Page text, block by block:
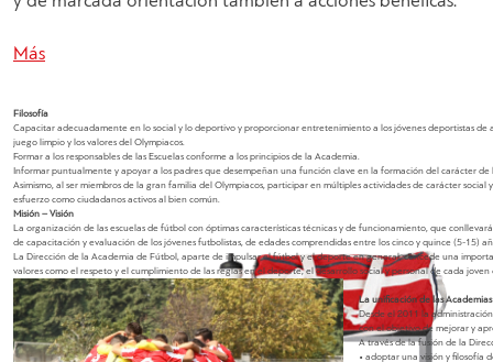
Más
Filosofía
Capacitar adecuadamente en lo social y lo deportivo y proporcionar entretenimiento a los jóvenes deportistas de
juego limpio y los valores del Olympiacos.
Formar a los responsables de las Escuelas conforme a los principios de la Academia.
Informar puntualmente y apoyar a los padres que desempeñan una función clave en la formación del carácter de
Asimismo, al ser miembros de la gran familia del Olympiacos, participar en múltiples actividades de carácter social
esfuerzo como ciudadanos activos al bien común.
Misión – Visión
La organización de las escuelas de fútbol con óptimas características técnicas y de funcionamiento, que
de capacitación y evaluación de los jóvenes futbolistas, de edades comprendidas entre los cinco y quince (5-15)
La Dirección de la Academia de Fútbol, aparte de impulsar el fútbol y el deporte en general, concede una
valores como el respeto y el cumplimiento de las reglas en el deporte, el desarrollo social y personal de cada joven
La unificación de las
Desde el 2011 la
con el objetivo de mejorar y
A través de la fusión de la
• adoptar una visión y filosofía